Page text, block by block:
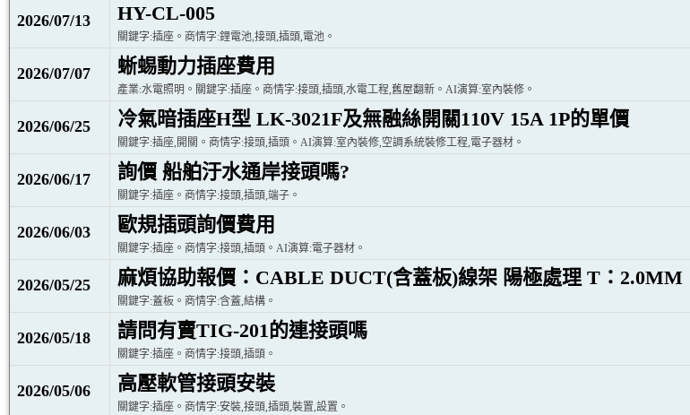
2026/07/13 HY-CL-005
關鍵字:插座。商情字:鋰電池,接頭,插頭,電池。
2026/07/07 蜥蜴動力插座費用
產業:水電照明。關鍵字:插座。商情字:接頭,插頭,水電工程,舊屋翻新。AI演算:室內裝修。
2026/06/25 冷氣暗插座H型 LK-3021F及無融絲開關110V 15A 1P的單價
關鍵字:插座,開關。商情字:接頭,插頭。AI演算:室內裝修,空調系統裝修工程,電子器材。
2026/06/17 詢價 船舶汙水通岸接頭嗎?
關鍵字:插座。商情字:接頭,插頭,端子。
2026/06/03 歐規插頭詢價費用
關鍵字:插座。商情字:接頭,插頭。AI演算:電子器材。
2026/05/25 麻煩協助報價：CABLE DUCT(含蓋板)線架 陽極處理 T：2.0MM
關鍵字:蓋板。商情字:含蓋,結構。
2026/05/18 請問有賣TIG-201的連接頭嗎
關鍵字:插座。商情字:接頭,插頭。
2026/05/06 高壓軟管接頭安裝
關鍵字:插座。商情字:安裝,接頭,插頭,裝置,設置。